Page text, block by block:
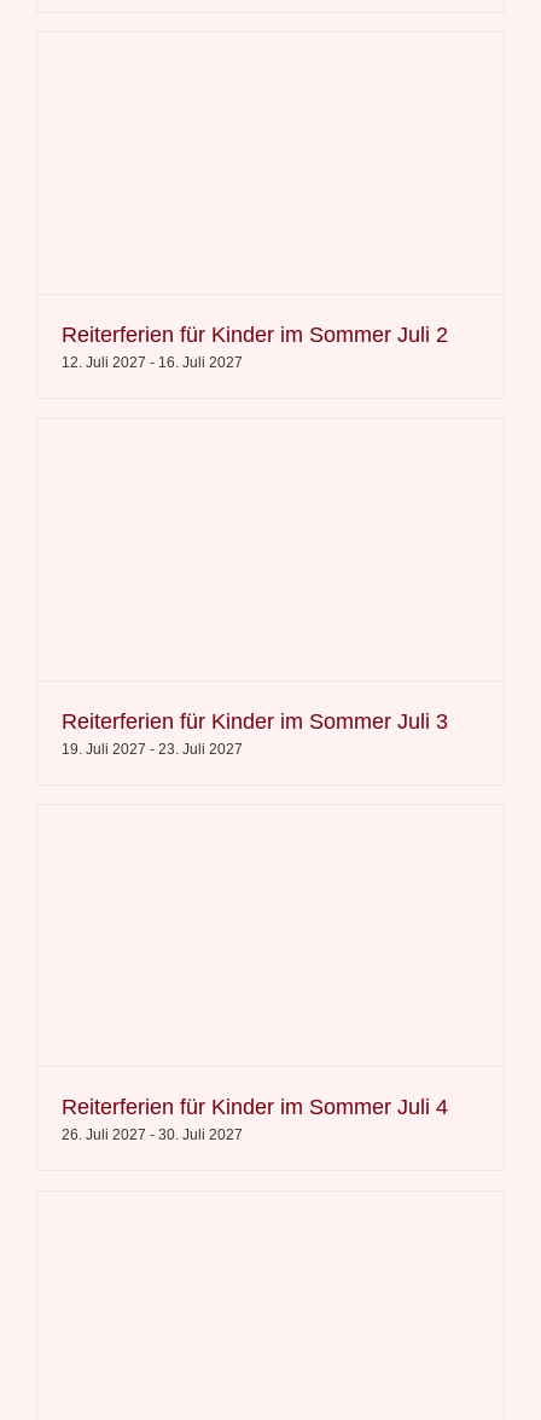
Reiterferien für Kinder im Sommer Juli 2
12. Juli 2027 - 16. Juli 2027
Reiterferien für Kinder im Sommer Juli 3
19. Juli 2027 - 23. Juli 2027
Reiterferien für Kinder im Sommer Juli 4
26. Juli 2027 - 30. Juli 2027